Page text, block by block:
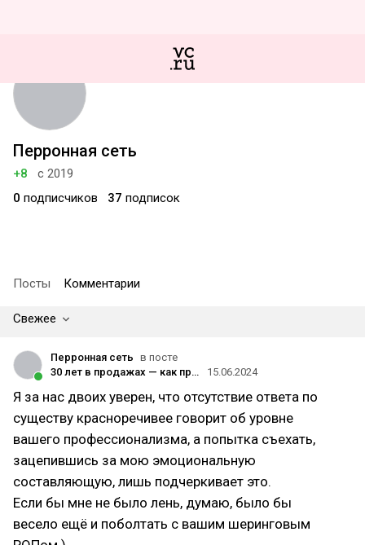
Перронная сеть
+8
с 2019
0 подписчиков 37 подписок
Посты Комментарии
Свежее
Перронная сеть в посте
30 лет в продажах — как пришел в профессию и что понял за это время
15.06.2024
Я за нас двоих уверен, что отсутствие ответа по
существу красноречивее говорит об уровне
вашего профессионализма, а попытка съехать,
зацепившись за мою эмоциональную
составляющую, лишь подчеркивает это.
Если бы мне не было лень, думаю, было бы
весело ещё и поболтать с вашим шеринговым